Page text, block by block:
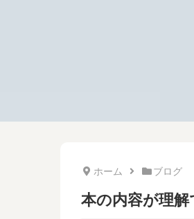
ホーム ブログ
本の内容が理